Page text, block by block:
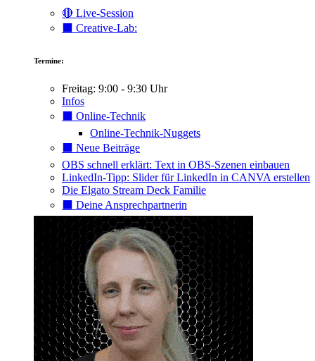
🔴 Live-Session
⬛️ Creative-Lab:
Termine:
Freitag: 9:00 - 9:30 Uhr
Infos
⬛️ Online-Technik
Online-Technik-Nuggets
⬛️ Neue Beiträge
OBS schnell erklärt: Text in OBS-Szenen einbauen
LinkedIn-Tipp: Slider für LinkedIn in CANVA erstellen
Die Elgato Stream Deck Familie
⬛️ Deine Ansprechpartnerin